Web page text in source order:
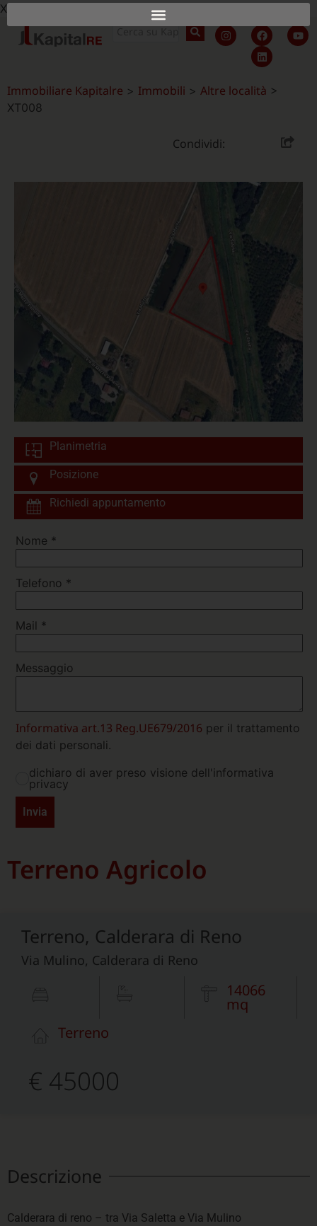
X
Immobiliare Kapitalre > Immobili > Altre località >
XT008
Condividi:
Planimetria
Posizione
Richiedi appuntamento
Nome *
Telefono *
Mail *
Messaggio
Informativa art.13 Reg.UE679/2016 per il trattamento
dei dati personali.
dichiaro di aver preso visione dell'informativa
privacy
Invia
Terreno Agricolo
Terreno, Calderara di Reno
Via Mulino, Calderara di Reno
14066
mq
Terreno
€ 45000
Descrizione
Calderara di reno – tra Via Saletta e Via Mulino